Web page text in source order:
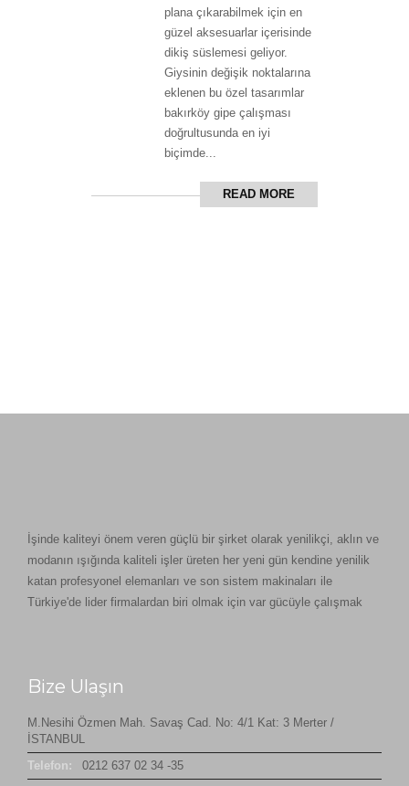
plana çıkarabilmek için en
güzel aksesuarlar içerisinde
dikiş süslemesi geliyor.
Giysinin değişik noktalarına
eklenen bu özel tasarımlar
bakırköy gipe çalışması
doğrultusunda en iyi
biçimde...
READ MORE
İşinde kaliteyi önem veren güçlü bir şirket olarak yenilikçi, aklın ve
modanın ışığında kaliteli işler üreten her yeni gün kendine yenilik
katan profesyonel elemanları ve son sistem makinaları ile
Türkiye'de lider firmalardan biri olmak için var gücüyle çalışmak
Bize Ulaşın
M.Nesihi Özmen Mah. Savaş Cad. No: 4/1 Kat: 3 Merter /
İSTANBUL
Telefon:
0212 637 02 34 -35